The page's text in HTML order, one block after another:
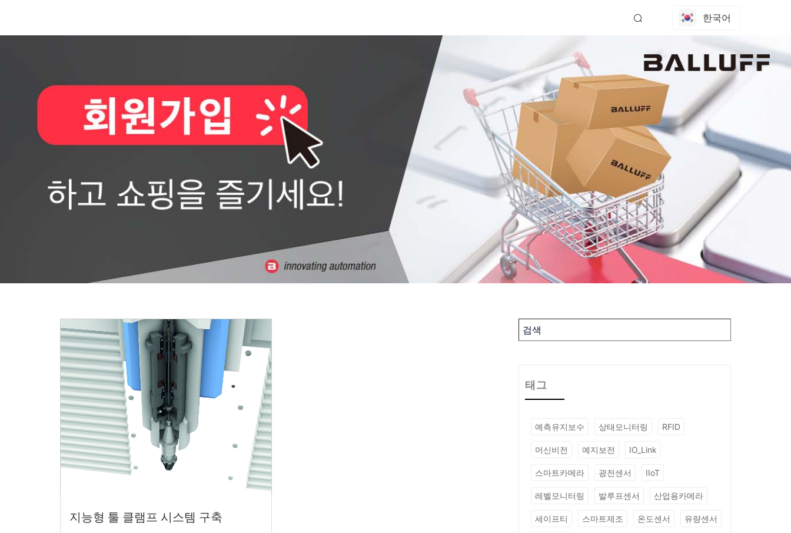
한국어
EN
中文
日本語
지능형 툴 클램프 시스템 구축
태그
예측유지보수 상태모니터링 RFID
머신비전 예지보전 IO_Link
스마트카메라 광전센서 IIoT
레벨모니터링 발루프센서 산업용카메라
세이프티 스마트제조 온도센서 유량센서